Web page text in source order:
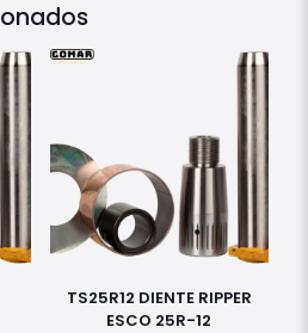
TS25R12 DIENTE RIPPER
ESCO 25R-12